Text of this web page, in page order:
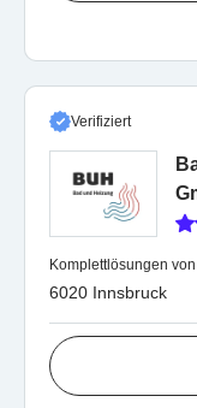
Verifiziert
Komplettlösungen
6020 Innsbruck